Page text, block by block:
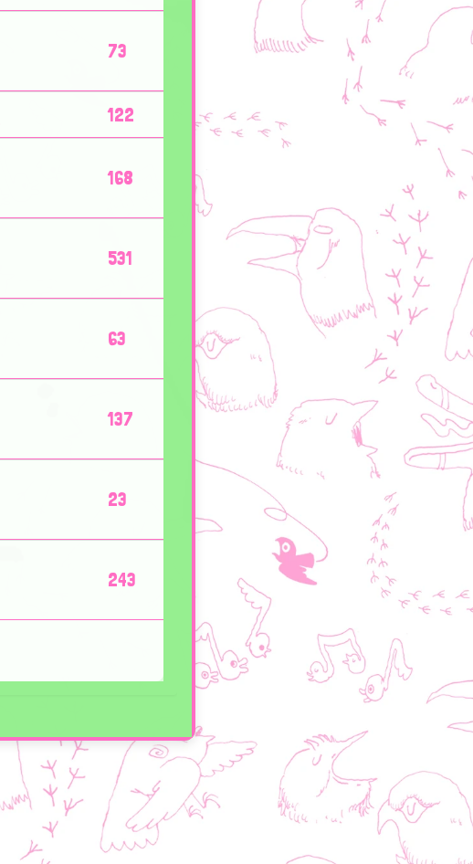
73
122
168
531
63
137
23
243